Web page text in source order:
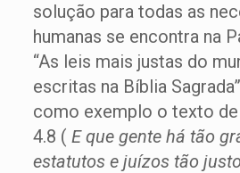
solução para todas as
humanas se encontra na
“As leis mais justas do
escritas na Bíblia
como exemplo o texto
4.8 ( E que gente há tão
estatutos e juízos tão